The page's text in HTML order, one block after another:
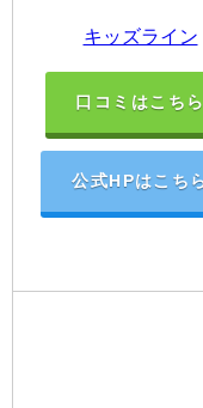
キッズライン
口コミはこちら
公式HPはこち